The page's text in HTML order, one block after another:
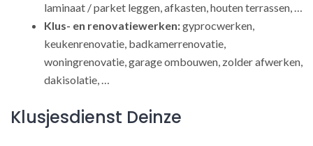
laminaat / parket leggen, afkasten, houten terrassen, …
Klus- en renovatiewerken:gyprocwerken,
keukenrenovatie, badkamerrenovatie,
woningrenovatie, garage ombouwen, zolder afwerken,
dakisolatie, …
Klusjesdienst Deinze